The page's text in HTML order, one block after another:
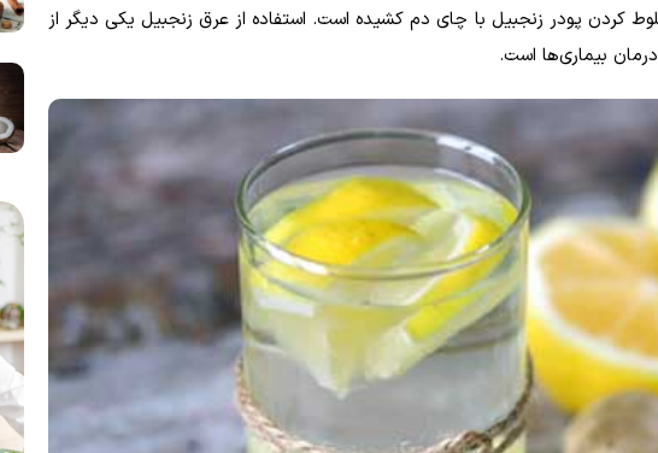
کردن پودر زنجبیل با چای دم کشیده است. استفاده از عرق زنجبیل یکی دیگر از
بیماری‌ها است.